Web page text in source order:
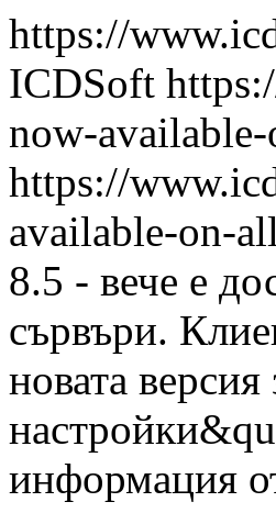
https://
ICDSoft
now-
https://
available-on-
8.5 - вече е
сървъри.
новата
информация